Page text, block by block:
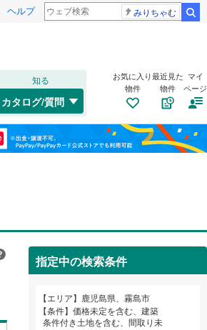
ヘルプ みりちゃむ
知る
カタログ/質問
お気に入り
物件
最近見た
物件
マイ
ページ
指定中の検索条件
エリア
鹿児島県、霧島市
条件
価格未定を含む、建築
条件付き土地を含む、間取り未
福島 枕崎市(0)
指宿市(0)
志布志市(0)
伊佐市(0)
姶良郡湧水町(0)
指宿枕崎線(
吉都線(0)
トイレ２か所（2）
太陽光発電システム（1）
南道路（1）